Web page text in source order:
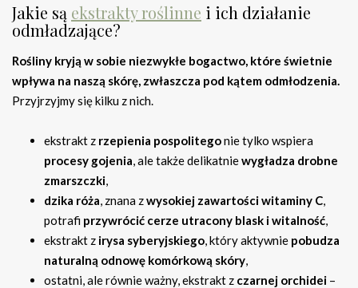
Jakie są ekstrakty roślinne i ich działanie
odmładzające?
Rośliny kryją w sobie niezwykłe bogactwo, które świetnie
wpływa na naszą skórę, zwłaszcza pod kątem odmłodzenia.
Przyjrzyjmy się kilku z nich.
ekstrakt z rzepienia pospolitegonie tylko wspiera
procesy gojenia, ale także delikatniewygładza drobne
zmarszczki,
dzika róża, znana zwysokiej zawartości witaminy C,
potrafi przywrócić cerze utracony blask i witalność,
ekstrakt z irysa syberyjskiego, który aktywnie pobudza
naturalną odnowę komórkową skóry,
ostatni, ale równie ważny, ekstrakt z czarnej orchidei –